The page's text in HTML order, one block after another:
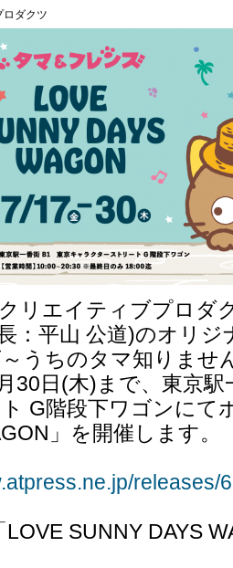
ロダクツ
リエイティブプロダ
：平山 公道)のオリ
～うちのタマ知りませ
30日(木)まで、東京
G階段下ワゴンにて
」を開催します。
releases/
SUNNY DAYS